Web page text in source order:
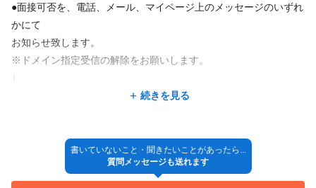
◎食事会など（もちろん強制は無し♪時々美味しいものを食べに行きます
♡）
特徴
急募 経験者歓迎
繁華街にある 主婦・主夫歓迎
●面接可否を、電話、メール、マイページ上のメッセージのいずれ
かにて
お知らせ致します。
※ドメイン指定受信の解除をお願いします。
↓
●担当者と面接（オンライン）続きを見る
書いていないこと・聞きたいことがあったら...
質問メッセージも送れます